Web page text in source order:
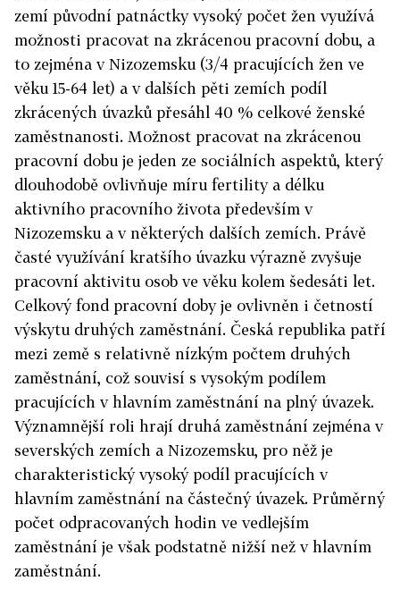
zemí původní patnáctky vysoký počet žen využívá
možnosti pracovat na zkrácenou pracovní dobu, a
to zejména v Nizozemsku (3/4 pracujících žen ve
věku 15-64 let) a v dalších pěti zemích podíl
zkrácených úvazků přesáhl 40 % celkové ženské
zaměstnanosti. Možnost pracovat na zkrácenou
pracovní dobu je jeden ze sociálních aspektů, který
dlouhodobě ovlivňuje míru fertility a délku
aktivního pracovního života především v
Nizozemsku a v některých dalších zemích. Právě
časté využívání kratšího úvazku výrazně zvyšuje
pracovní aktivitu osob ve věku kolem šedesáti let.
Celkový fond pracovní doby je ovlivněn i četností
výskytu druhých zaměstnání. Česká republika patří
mezi země s relativně nízkým počtem druhých
zaměstnání, což souvisí s vysokým podílem
pracujících v hlavním zaměstnání na plný úvazek.
Významnější roli hrají druhá zaměstnání zejména v
severských zemích a Nizozemsku, pro něž je
charakteristický vysoký podíl pracujících v
hlavním zaměstnání na částečný úvazek. Průměrný
počet odpracovaných hodin ve vedlejším
zaměstnání je však podstatně nižší než v hlavním
zaměstnání.